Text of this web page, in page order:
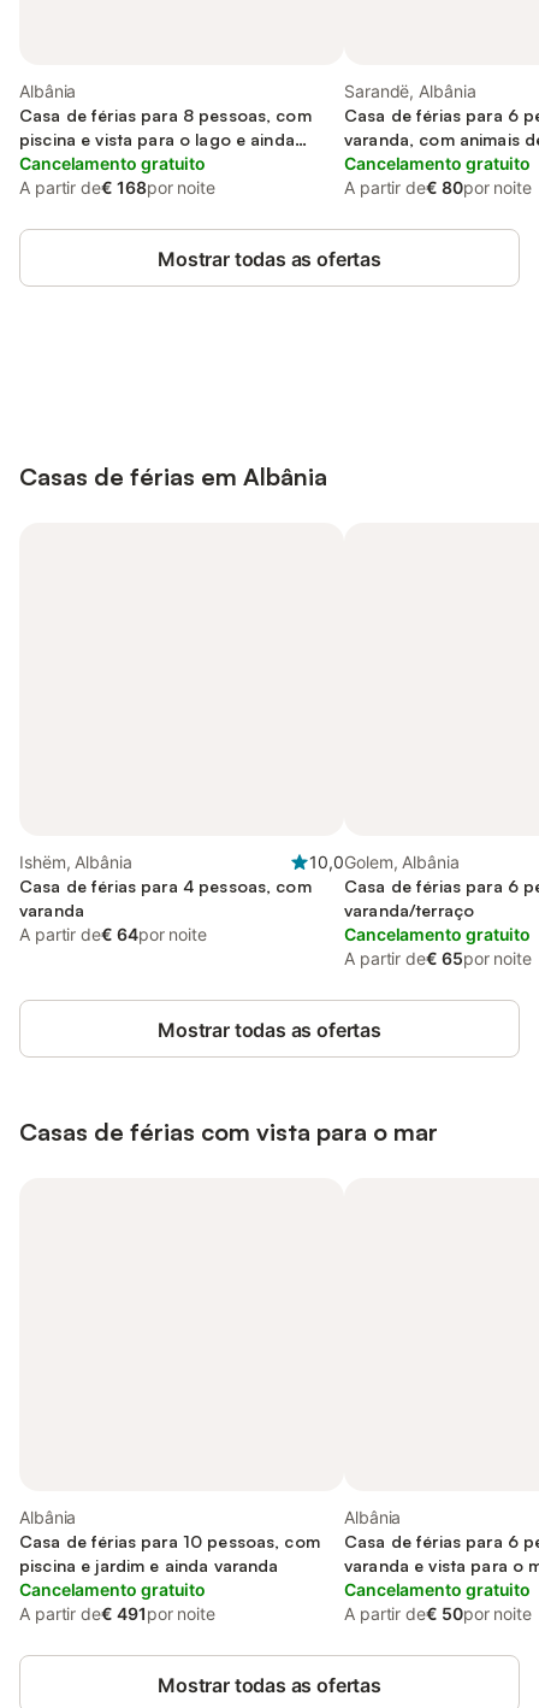
Albânia
Casa de férias para 8 pessoas, com
piscina e vista para o lago e ainda
jardim and varanda, adaptado a
crianças
Cancelamento gratuito
A partir de€ 168por noite
Sarandë, Albânia
Casa de férias para 6
varanda, com animais
Cancelamento gratuito
A partir de€ 80por noite
Mostrar todas as ofertas
Casas de férias em Albânia
Ishëm, Albânia
10,0
Casa de férias para 4 pessoas, com
varanda
A partir de€ 64por noite
Golem, Albânia
Casa de férias para 6
varanda/terraço
Cancelamento gratuito
A partir de€ 65por noite
Mostrar todas as ofertas
Casas de férias com vista para o mar
Albânia
Casa de férias para 10 pessoas, com
piscina e jardim e ainda varanda
Cancelamento gratuito
A partir de€ 491por noite
Albânia
Casa de férias para 6
varanda e vista para o
crianças
Cancelamento gratuito
A partir de€ 50por noite
Mostrar todas as ofertas